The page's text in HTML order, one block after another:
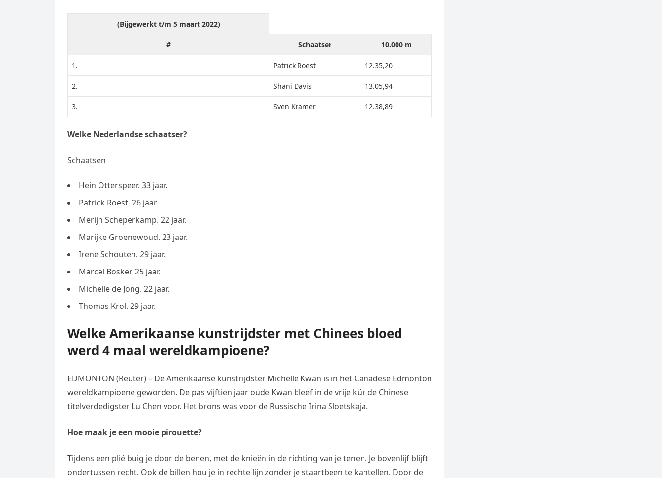
(Bijgewerkt t/m 5 maart 2022)
# Schaatser 10.000 m
1. Patrick Roest 12.35,20
2. Shani Davis 13.05,94
3. Sven Kramer 12.38,89
Welke Nederlandse schaatser?
Schaatsen
Hein Otterspeer. 33 jaar.
Patrick Roest. 26 jaar.
Merijn Scheperkamp. 22 jaar.
Marijke Groenewoud. 23 jaar.
Irene Schouten. 29 jaar.
Marcel Bosker. 25 jaar.
Michelle de Jong. 22 jaar.
Thomas Krol. 29 jaar.
Welke Amerikaanse kunstrijdster met Chinees bloed
werd 4 maal wereldkampioene?
EDMONTON (Reuter) – De Amerikaanse kunstrijdster Michelle Kwan is in het Canadese Edmonton
wereldkampioene geworden. De pas vijftien jaar oude Kwan bleef in de vrije kür de Chinese
titelverdedigster Lu Chen voor. Het brons was voor de Russische Irina Sloetskaja.
Hoe maak je een mooie pirouette?
Tijdens een plié buig je door de benen, met de knieën in de richting van je tenen. Je bovenlijf blijft
ondertussen recht. Ook de billen hou je in rechte lijn zonder je staartbeen te kantellen. Door de